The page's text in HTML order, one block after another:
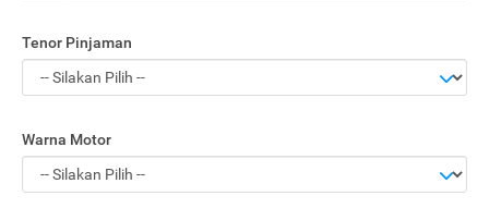
Tenor Pinjaman
Warna Motor